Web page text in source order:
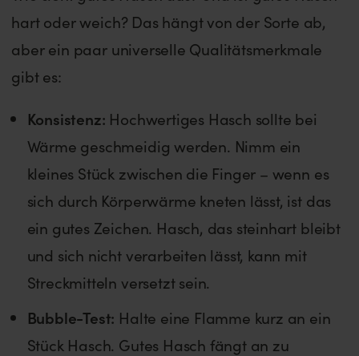
hart oder weich? Das hängt von der Sorte ab,
aber ein paar universelle Qualitätsmerkmale
gibt es:
Konsistenz: Hochwertiges Hasch sollte bei
Wärme geschmeidig werden. Nimm ein
kleines Stück zwischen die Finger – wenn es
sich durch Körperwärme kneten lässt, ist das
ein gutes Zeichen. Hasch, das steinhart bleibt
und sich nicht verarbeiten lässt, kann mit
Streckmitteln versetzt sein.
Bubble-Test: Halte eine Flamme kurz an ein
Stück Hasch. Gutes Hasch fängt an zu